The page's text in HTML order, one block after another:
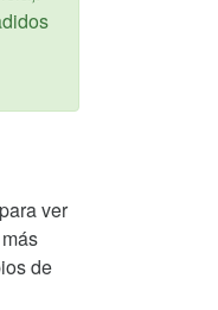
ver
de